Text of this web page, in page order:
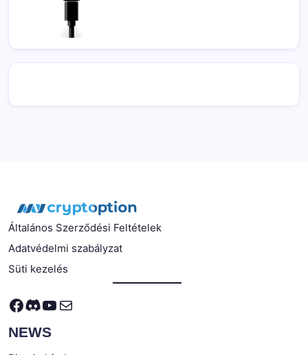
Általános Szerződési Feltételek
Adatvédelmi szabályzat
Süti kezelés
Facebook
Discord
YouTube
Mail
NEWS